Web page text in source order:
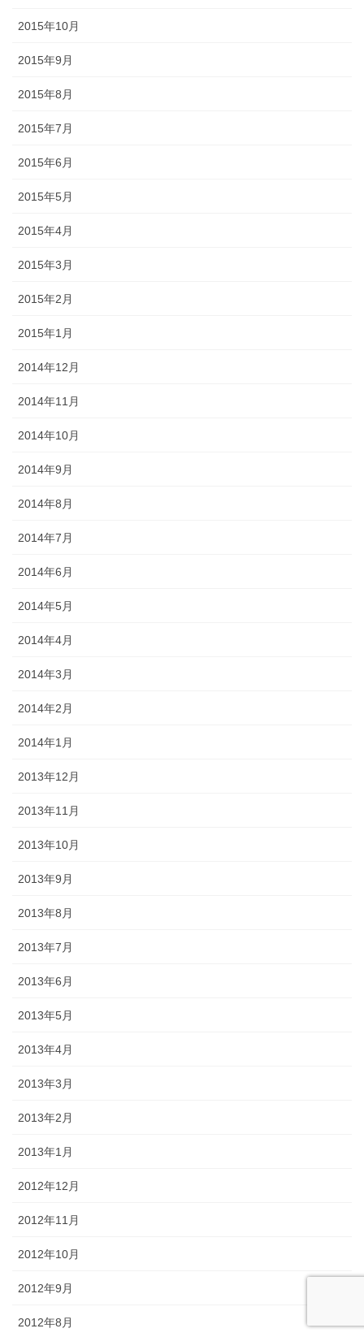
2015年10月
2015年9月
2015年8月
2015年7月
2015年6月
2015年5月
2015年4月
2015年3月
2015年2月
2015年1月
2014年12月
2014年11月
2014年10月
2014年9月
2014年8月
2014年7月
2014年6月
2014年5月
2014年4月
2014年3月
2014年2月
2014年1月
2013年12月
2013年11月
2013年10月
2013年9月
2013年8月
2013年7月
2013年6月
2013年5月
2013年4月
2013年3月
2013年2月
2013年1月
2012年12月
2012年11月
2012年10月
2012年9月
2012年8月